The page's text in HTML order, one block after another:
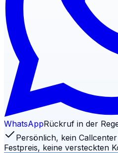
WhatsAppRückruf in der
Persönlich, kein Callcenter
Festpreis, keine versteckten